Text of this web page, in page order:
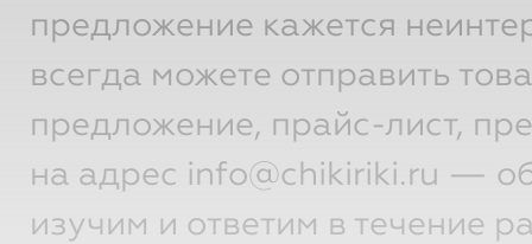
предложение кажется
всегда можете отправить
предложение, прайс-лист,
на адрес info@chikiriki.ru —
изучим и ответим в течение